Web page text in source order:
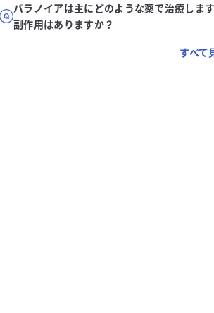
パラノイアは主にどのような薬で治療しま
副作用はありますか？
すべて